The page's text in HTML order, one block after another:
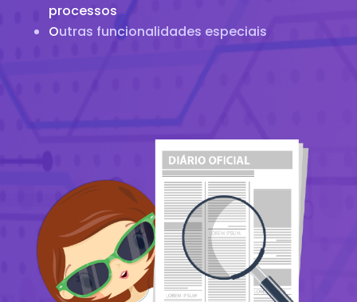
processos
Outras funcionalidades especiais